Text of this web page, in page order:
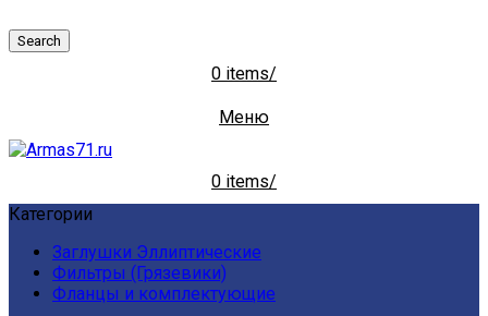
Search
0 items/
Меню
0 items/
Категории
Заглушки Эллиптические
Фильтры (Грязевики)
Фланцы и комплектующие